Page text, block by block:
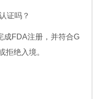
证吗？
成FDA注册，并符合G
拒绝入境。